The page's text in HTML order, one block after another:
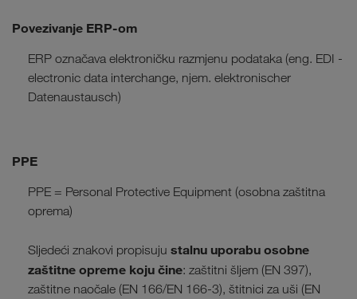
Povezivanje ERP-om
ERP označava elektroničku razmjenu podataka (eng. EDI -
electronic data interchange, njem. elektronischer
Datenaustausch)
PPE
PPE = Personal Protective Equipment (osobna zaštitna
oprema)
Sljedeći znakovi propisuju stalnu uporabu osobne
zaštitne opreme koju čine: zaštitni šljem (EN 397),
zaštitne naočale (EN 166/EN 166-3), štitnici za uši (EN